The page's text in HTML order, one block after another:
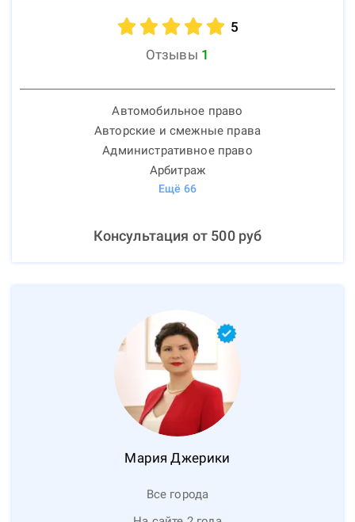
5
Отзывы 1
Автомобильное право
Авторские и смежные права
Административное право
Арбитраж
Ещё 66
Консультация от 500руб
Мария Джерики
Все города